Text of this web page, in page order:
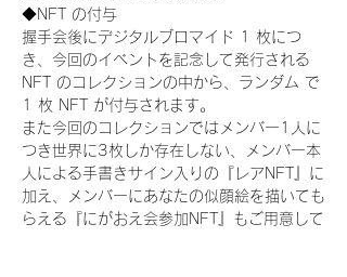
◆NFT の付与
握手会後にデジタルブロマイド 1 枚につ
き、今回のイベントを記念して発行される
NFT のコレクションの中から、ランダム で
1 枚 NFT が付与されます。
また今回のコレクションではメンバー1人に
つき世界に3枚しか存在しない、メンバー本
人による手書きサイン入りの『レアNFT』に
加え、メンバーにあなたの似顔絵を描いても
らえる『にがおえ会参加NFT』もご用意して